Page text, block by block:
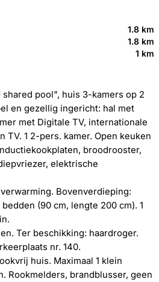
1.8 km
1.8 km
1 km
pool", huis 3-kamers op 2
en gezellig ingericht: hal met
met Digitale TV, internationale
TV. 1 2-pers. kamer. Open keuken
broodrooster,
elektrische
Bovenverdieping:
(90 cm, lengte 200 cm). 1
Ter beschikking: haardroger.
nr. 140.
huis. Maximaal 1 klein
Rookmelders, brandblusser, geen